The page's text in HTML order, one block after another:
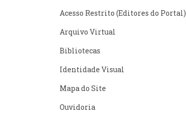
Acesso Restrito (Editores do Portal)
Arquivo Virtual
Bibliotecas
Identidade Visual
Mapa do Site
Ouvidoria